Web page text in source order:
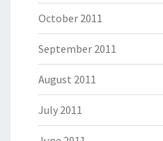
October 2011
September 2011
August 2011
July 2011